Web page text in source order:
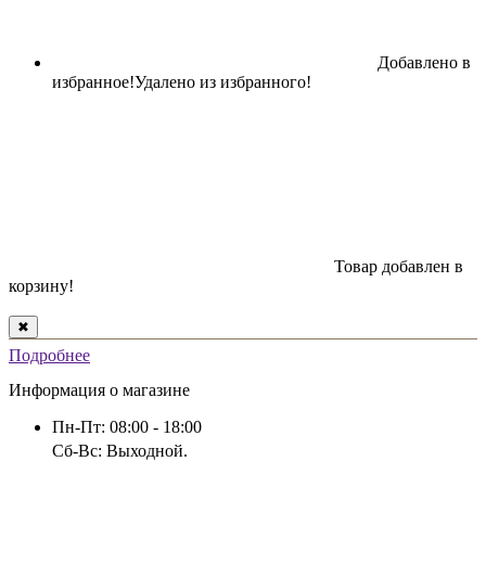
Добавлено в
избранное!Удалено из избранного!
Товар добавлен в
корзину!
✖
Подробнее
Информация о магазине
Пн-Пт: 08:00 - 18:00
Сб-Вс: Выходной.